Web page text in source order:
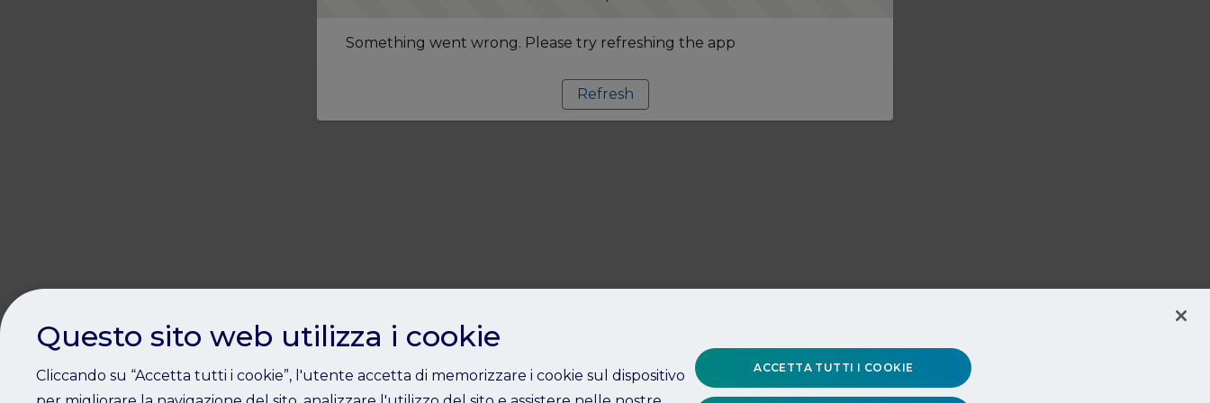
Something went wrong. Please try refreshing the app
Refresh
Questo sito web utilizza i cookie
Cliccando su “Accetta tutti i cookie”, l'utente accetta di memorizzare i cookie sul dispositivo
ACCETTA TUTTI I COOKIE